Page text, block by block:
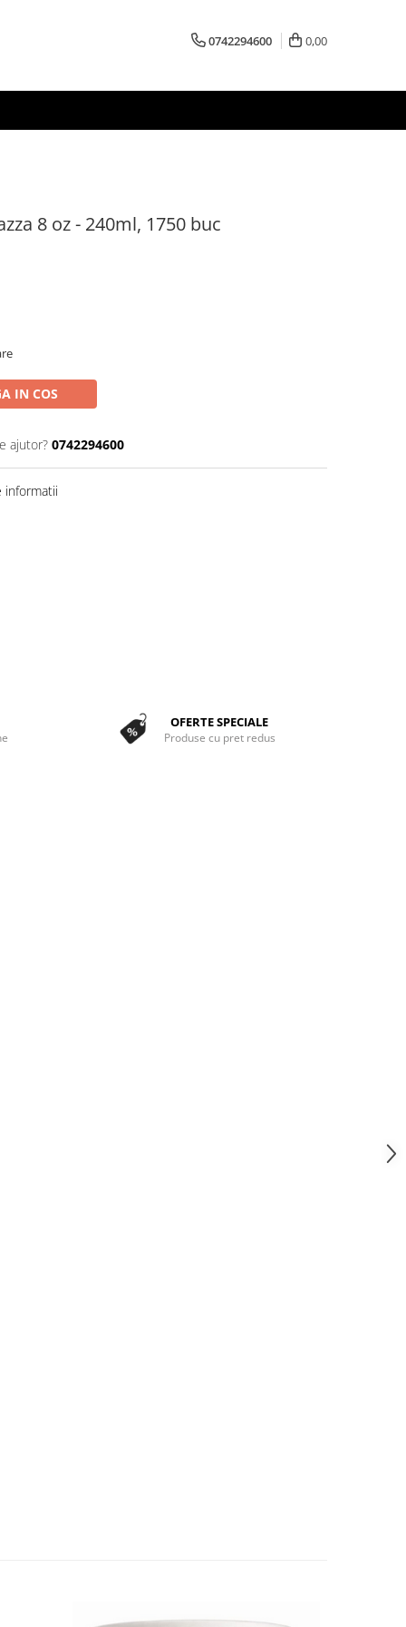
0742294600 0,00
8 oz - 240ml, 1750 buc
IN COS
ajutor? 0742294600
informatii
OFERTE SPECIALE
Produse cu pret redus